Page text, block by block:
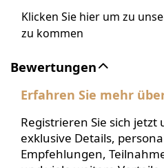
Klicken Sie hier um zu
zu kommen
Bewertungen
Erfahren Sie mehr
Registrieren Sie sich jetzt
exklusive Details,
Empfehlungen,